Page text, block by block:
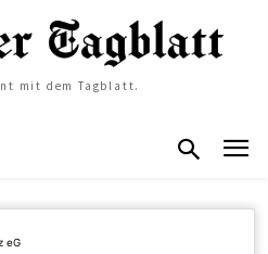
mit dem Tagblatt.
eG